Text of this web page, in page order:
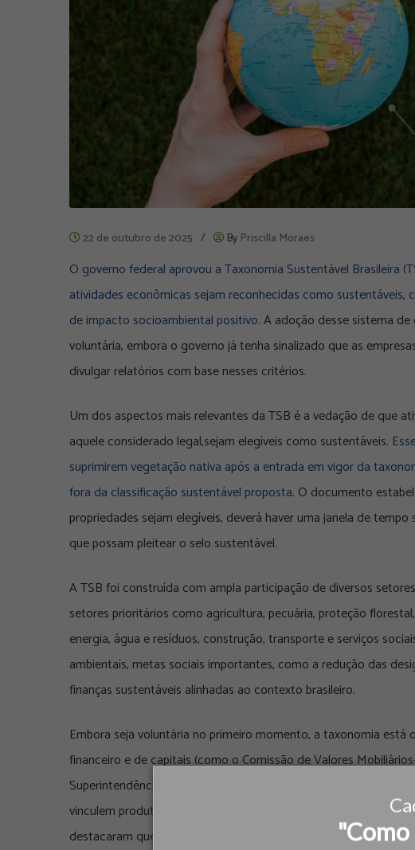
22 de outubro de 2025 / By Priscilla Moraes
O governo federal aprovou a Taxonomia Sustentável Brasileira
atividades econômicas sejam reconhecidas como
de impacto socioambiental positivo.A adoção desse sistema
voluntária, embora o governo já tenha sinalizado que as
divulgar relatórios com base nesses critérios.
Um dos aspectos mais relevantes da TSB é a vedação de que
aquele considerado legal,sejam elegíveis como sustentáveis.
suprimirem vegetação nativa após a entrada em vigor da
fora da classificação sustentável proposta. O documento
propriedades sejam elegíveis, deverá haver uma janela de
que possam pleitear o selo sustentável.
A TSB foi construída com ampla participação de diversos
setores prioritários como agricultura, pecuária, proteção
energia, água e resíduos, construção, transporte e serviços
ambientais, metas sociais importantes, como a redução das
finanças sustentáveis alinhadas ao contexto brasileiro.
Embora seja voluntária no primeiro momento, a taxonomia
financeiro e de capitais (como o Comissão de Valores
Superintendência de Seguros Privados-Susep) façam normas
vinculem produtos financeiros e relatórios ao sistema.O
destacaram que a taxonomia deve seguir um caráter “vivo e